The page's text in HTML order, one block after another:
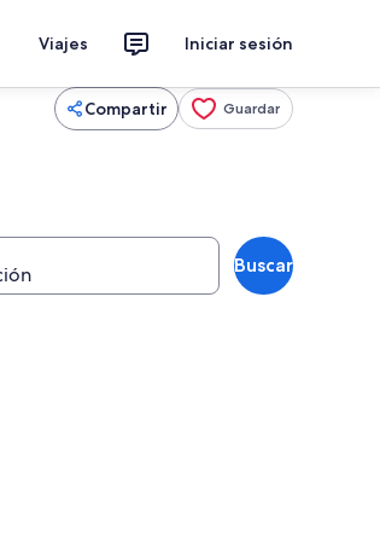
Viajes Iniciar sesión
Compartir Guardar
Buscar